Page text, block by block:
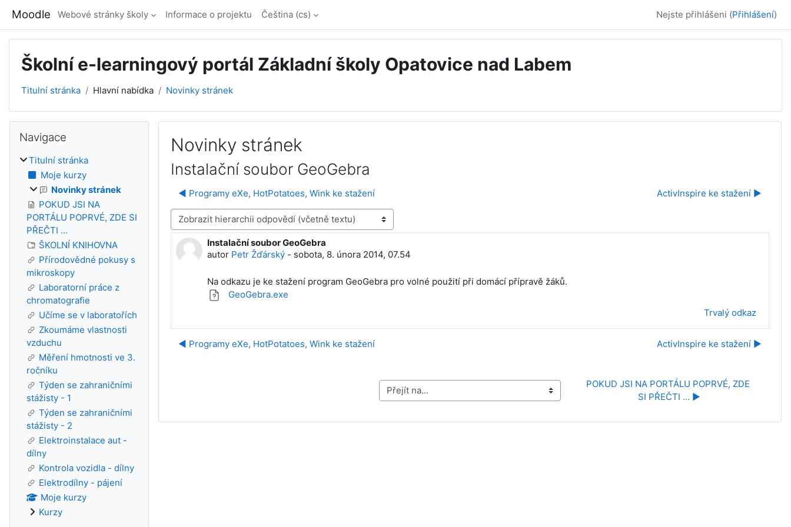
Moodle Webové stránky školy Informace o projektu Čeština ‎(cs)‎ Nejste přihlášeni (Přihlášení)
Školní e-learningový portál Základní školy Opatovice nad Labem
Titulní stránka Hlavní nabídka Novinky stránek
Novinky stránek
Instalační soubor GeoGebra
◀︎ Programy eXe, HotPotatoes, Wink ke stažení ActivInspire ke stažení ▶︎
Režim zobrazení
Instalační soubor GeoGebra
autor Petr Žďárský- sobota, 8. února 2014, 07.54
Počet odpovědí: 0
Na odkazu je ke stažení program GeoGebra pro volné použití při domácí přípravě žáků.
GeoGebra.exe
Trvalý odkaz
◀︎ Programy eXe, HotPotatoes, Wink ke stažení ActivInspire ke stažení ▶︎
Přejít na...
POKUD JSI NA PORTÁLU POPRVÉ, ZDE
SI PŘEČTI ... ▶︎
Bloky
Navigace
Titulní stránka
Moje kurzy
Novinky stránek
POKUD JSI NA
PORTÁLU POPRVÉ, ZDE SI
PŘEČTI ...
ŠKOLNÍ KNIHOVNA
Přírodovědné pokusy s
mikroskopy
Laboratorní práce z
chromatografie
Učíme se v laboratořích
Zkoumáme vlastnosti
vzduchu
Měření hmotnosti ve 3.
ročníku
Týden se zahraničními
stážisty - 1
Týden se zahraničními
stážisty - 2
Elektroinstalace aut -
dílny
Kontrola vozidla - dílny
Elektrodílny - pájení
Moje kurzy
Kurzy